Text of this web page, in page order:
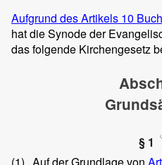
Aufgrund des Artikels 10
hat die Synode der
das folgende Kirchengesetz
§ 1